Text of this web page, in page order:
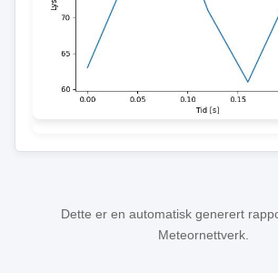
Dette er en automatisk generert
Meteornettverk.